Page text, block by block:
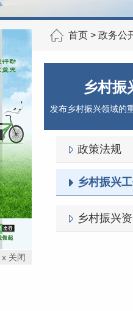
首页 > 政务公
乡村振
发布乡村振兴领域的
政策法规
乡村振兴
乡村振兴
x 关闭